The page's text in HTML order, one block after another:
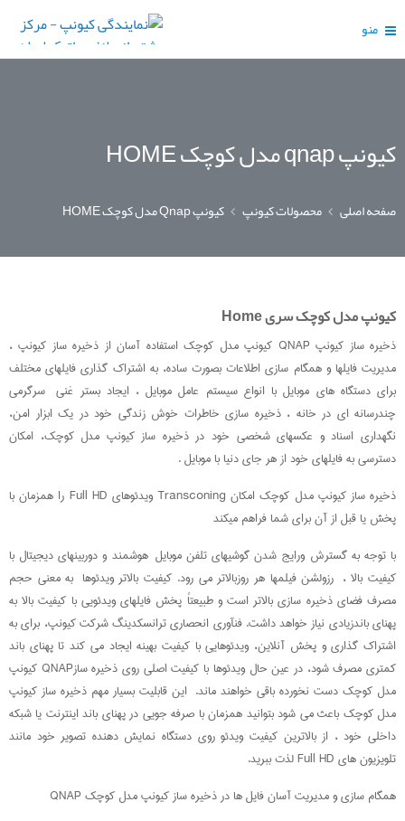
منو
کیونپ qnap مدل کوچک HOME
صفحه اصلی محصولات کیونپ کیونپ Qnap مدل کوچک HOME
کیونپ مدل کوچک سری Home
ذخیره ساز کیونپ QNAP کیونپ مدل کوچک استفاده آسان از ذخیره ساز کیونپ ،
مدیریت فایلها و همگام سازی اطلاعات بصورت ساده، به اشتراک گذاری فایلهای مختلف
برای دستگاه های موبایل با انواع سیستم عامل موبایل ، ایجاد بستر غنی سرگرمی
چندرسانه ای در خانه ، ذخیره سازی خاطرات خوش زندگی خود در یک ابزار امن،
نگهداری اسناد و عکسهای شخصی خود در ذخیره ساز کیونپ مدل کوچک، امکان
دسترسی به فایلهای خود از هر جای دنیا با موبایل .
ذخیره ساز کیونپ مدل کوچک امکان Transconing ویدئوهای Full HD را همزمان با
پخش یا قبل از آن برای شما فراهم میکند
با توجه به گسترش ورایج شدن گوشیهای تلفن موبایل هوشمند و دوربینهای دیجیتال با
کیفیت بالا ، رزولشن فیلمها هر روزبالاتر می رود. کیفیت بالاتر ویدئوها به معنی حجم
مصرف فضای ذخیره سازی بالاتر است و طبیعتاً پخش فایلهای ویدئویی با کیفیت بالا به
پهنای باندزیادی نیاز خواهد داشت. فنآوری انحصاری ترانسکدینگ شرکت کیونپ، برای به
اشتراک گذاری و پخش آنلاین، ویدئوهایی با کیفیت بهینه ایجاد می کند تا پهنای باند
کمتری مصرف شود، در عین حال ویدئوها با کیفیت اصلی روی ذخیره سازQNAP کیونپ
مدل کوچک دست نخورده باقی خواهند ماند. این قابلیت بسیار مهم ذخیره ساز کیونپ
مدل کوچک باعث می شود بتوانید همزمان با صرفه جویی در پهنای باند اینترنت یا شبکه
داخلی خود ، از بالاترین کیفیت ویدئو روی دستگاه نمایش دهنده تصویر خود مانند
تلویزیون های Full HD لذت ببرید.
همگام سازی و مدیریت آسان فایل ها در ذخیره ساز کیونپ مدل کوچک QNAP